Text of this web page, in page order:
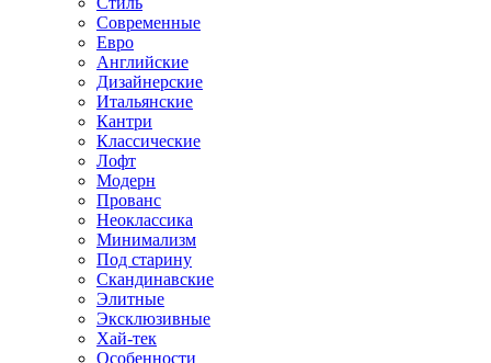
Современные
Евро
Английские
Дизайнерские
Итальянские
Кантри
Классические
Лофт
Модерн
Прованс
Неоклассика
Минимализм
Под старину
Скандинавские
Элитные
Эксклюзивные
Хай-тек
Особенности